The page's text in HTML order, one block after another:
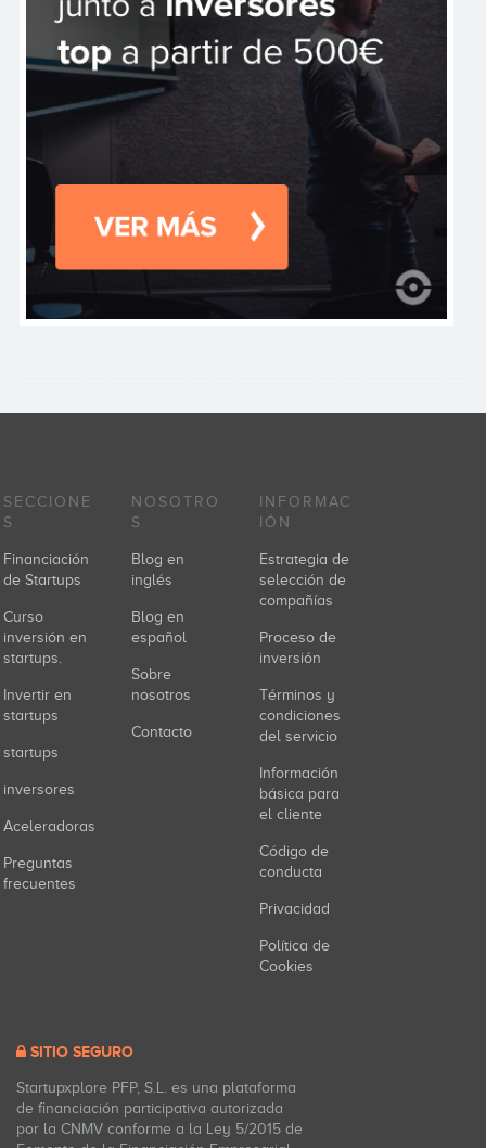
SECCIONE
S
Financiación
de Startups
Curso
inversión en
startups.
Invertir en
startups
startups
inversores
Aceleradoras
Preguntas
frecuentes
NOSOTRO
S
Blog en
inglés
Blog en
español
Sobre
nosotros
Contacto
INFORMAC
IÓN
Estrategia de
selección de
compañías
Proceso de
inversión
Términos y
condiciones
del servicio
Información
básica para
el cliente
Código de
conducta
Privacidad
Política de
Cookies
SITIO SEGURO
Startupxplore PFP, S.L. es una plataforma
de financiación participativa autorizada
por la CNMV conforme a la Ley 5/2015 de